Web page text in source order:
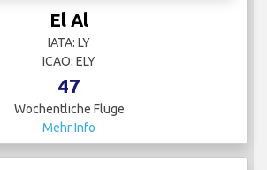
El Al
IATA: LY
ICAO: ELY
47
Wöchentliche Flüge
Mehr Info